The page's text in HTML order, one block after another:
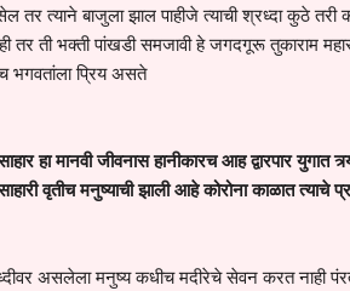
तर त्याने बाजुला झाल पाहीजे त्याची श्रध्दा कुठे
तर ती भक्ती पांखडी समजावी हे जगदगूरू तुकाराम
भगवतांला प्रिय असते
हा मानवी जीवनास हानीकारच आह द्वारपार युगात
वृतीच मनुष्याची झाली आहे कोरोना काळात त्याचे
असलेला मनुष्य कधीच मदीरेचे सेवन करत नाही